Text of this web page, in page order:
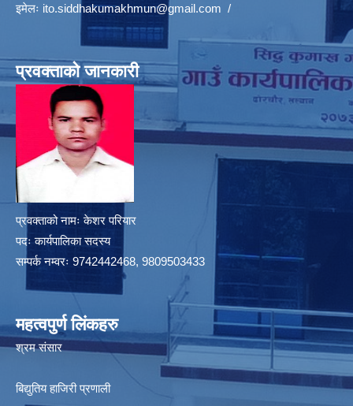
इमेलः ito.siddhakumakhmun@gmail.com /
प्रवक्ताको जानकारी
प्रवक्ताको नामः केशर परियार
पदः कार्यपालिका सदस्य
सम्पर्क नम्वरः 9742442468, 9809503433
महत्वपुर्ण लिंकहरु
श्रम संसार
बिद्युतिय हाजिरी प्रणाली